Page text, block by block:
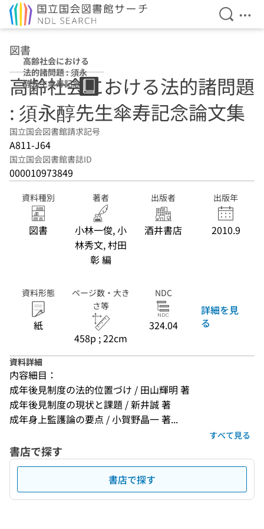
検索を
メ
図書
高齢社会における
法的諸問題 : 須永
醇先生傘寿記念論
文集
高齢社会における法的諸問題
: 須永醇先生傘寿記念論文集
国立国会図書館請求記号
A811-J64
国立国会図書館書誌ID
000010973849
資料種別
図書
著者
小林一俊, 小
林秀文, 村田
彰 編
出版者
酒井書店
出版年
2010.9
資料形態
紙
ページ数・大き
さ等
458p ; 22cm
NDC
324.04
詳細を見
る
資料詳細
内容細目：
成年後見制度の法的位置づけ / 田山輝明 著
成年後見制度の現状と課題 / 新井誠 著
成年身上監護論の要点 / 小賀野晶一 著...
すべて見る
書店で探す
書店で探す